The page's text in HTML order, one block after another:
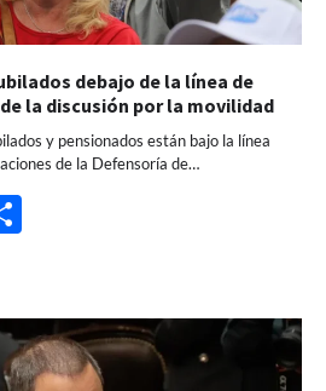
debajo de la línea de
la discusión por la movilidad
y pensionados están bajo la línea
de la Defensoría de…